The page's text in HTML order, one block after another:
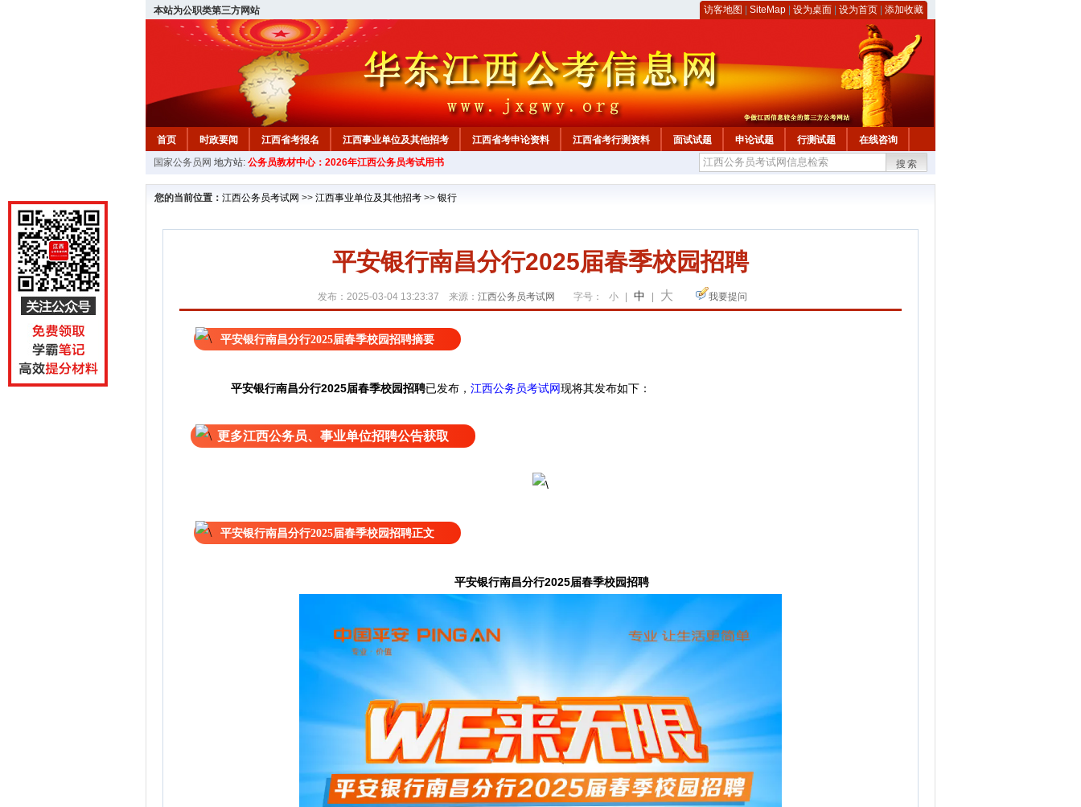
本站为公职类第三方网站 访客地图 SiteMap 设为桌面 设为首页 添加收藏
首页 时政要闻 江西省考报名 江西事业单位及其他招考 江西省考申论资料 江西省考行测资料 面试试题 申论试题 行测试题 在线咨询
教材中心
国家公务员网 地方站: 公务员教材中心：2026年江西公务员考试用书 搜索
您的当前位置： 江西公务员考试网 >> 江西事业单位及其他招考 >> 银行
平安银行南昌分行2025届春季校园招聘
发布：2025-03-04 13:23:37 来源： 江西公务员考试网 字号： 小 中 大 我要提问
平安银行南昌分行2025届春季校园招聘摘要
平安银行南昌分行2025届春季校园招聘已发布， 江西公务员考试网现将其发布如下：
更多江西公务员、事业单位招聘公告获取
平安银行南昌分行2025届春季校园招聘正文
平安银行南昌分行2025届春季校园招聘